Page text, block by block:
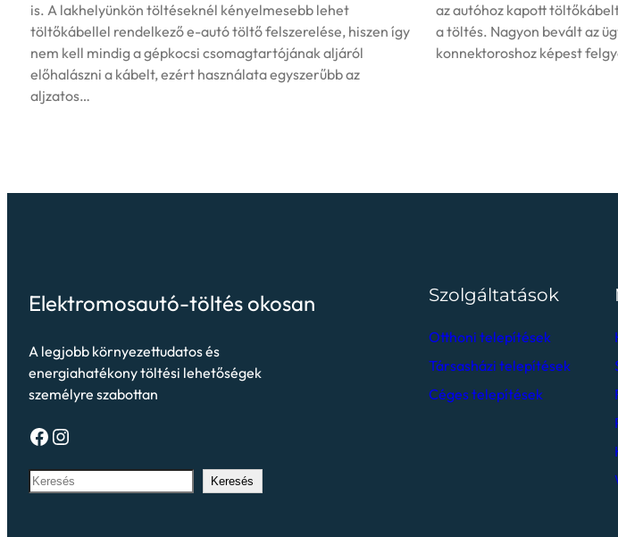
is. A lakhelyünkön töltéseknél kényelmesebb lehet
töltőkábellel rendelkező e-autó töltő felszerelése, hiszen így
nem kell mindig a gépkocsi csomagtartójának aljáról
előhalászni a kábelt, ezért használata egyszerűbb az
aljzatos…
az autóhoz kapott
a töltés. Nagyon bevált az
konnektoroshoz képest
Elektromosautó-töltés okosan
A legjobb környezettudatos és
energiahatékony töltési lehetőségek
személyre szabottan
Keresés
Szolgáltatások
Otthoni telepítések
Társasházi telepítések
Céges telepítések